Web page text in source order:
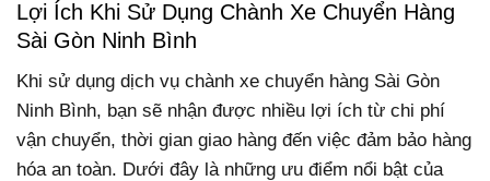
Lợi Ích Khi Sử Dụng Chành Xe Chuyển Hàng
Sài Gòn Ninh Bình
Khi sử dụng dịch vụ chành xe chuyển hàng Sài Gòn
Ninh Bình, bạn sẽ nhận được nhiều lợi ích từ chi phí
vận chuyển, thời gian giao hàng đến việc đảm bảo hàng
hóa an toàn. Dưới đây là những ưu điểm nổi bật của